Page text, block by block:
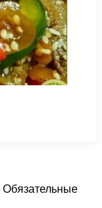
Обязательные